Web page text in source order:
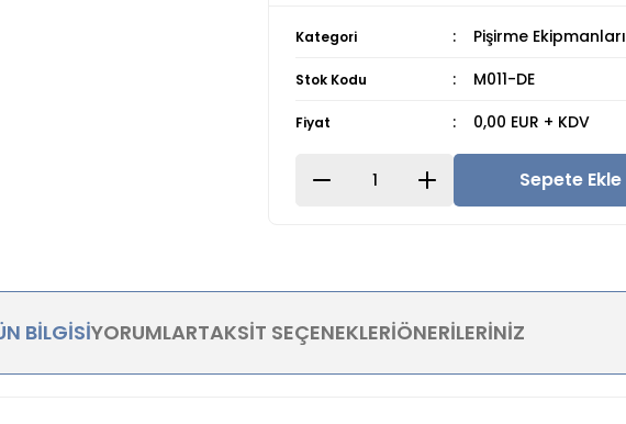
Kategori Pişirme Ekipmanları
Stok Kodu M011-DE
Fiyat 0,00 EUR + KDV
Sepete Ekle
BILGISIYORUMLARTAKSIT SEÇENEKLERIÖNERILERINIZ